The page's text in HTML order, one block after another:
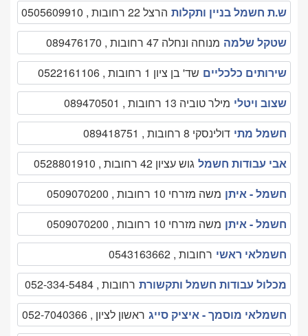
ש.ת חשמל בניין ותקלות הרצל 22 רחובות , 0505609910
שטקל שלמה מנוחה ונחלה 47 רחובות , 089476170
שירותים כלכליים שד' בן ציון 1 רחובות , 0522161106
שצוב ויטלי מילר טוביה 13 רחובות , 089470501
חשמל מתי דולינסקי 8 רחובות , 089418751
אבי עבודות חשמל גוש עציון 42 רחובות , 0528801910
חשמל - איתן משה מזרחי 10 רחובות , 0509070200
חשמל - איתן משה מזרחי 10 רחובות , 0509070200
חשמלאי ראשי רחובות , 0543163662
מכלול עבודות חשמל ותקשורת רחובות , 052-334-5484
חשמלאי מוסמך - איציק סייג ראשון לציון , 052-7040366